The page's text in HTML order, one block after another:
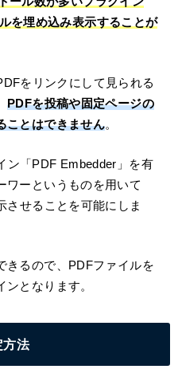
を埋め込み表示することが
をリンクにして見られる
PDFを投稿や固定ページの
ことはできません。
ン「PDF Embedder」を有
ワーというものを用いて
させることを可能にしま
きるので、PDFファイルを
となります。
方法